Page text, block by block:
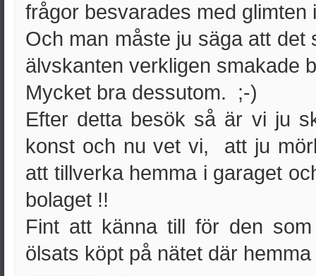
frågor besvarades med glimten
Och man måste ju säga att det
älvskanten verkligen smakade
Mycket bra dessutom. ;-)
Efter detta besök så är vi ju
konst och nu vet vi, att ju
att tillverka hemma i garaget
bolaget !!
Fint att känna till för den
ölsats köpt på nätet där